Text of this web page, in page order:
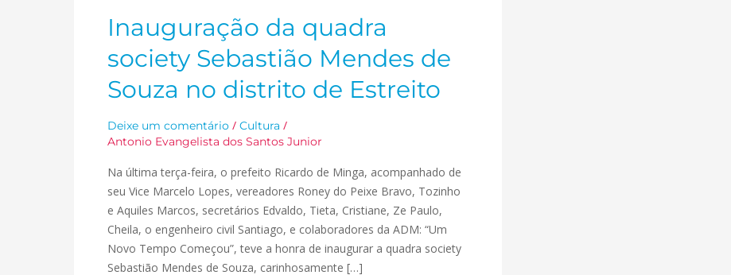
Inauguração da quadra
society Sebastião Mendes de
Souza no distrito de Estreito
Deixe um comentário /Cultura /
Antonio Evangelista dos Santos Junior
Na última terça-feira, o prefeito Ricardo de Minga, acompanhado de
seu Vice Marcelo Lopes, vereadores Roney do Peixe Bravo, Tozinho
e Aquiles Marcos, secretários Edvaldo, Tieta, Cristiane, Ze Paulo,
Cheila, o engenheiro civil Santiago, e colaboradores da ADM: “Um
Novo Tempo Começou”, teve a honra de inaugurar a quadra society
Sebastião Mendes de Souza, carinhosamente […]